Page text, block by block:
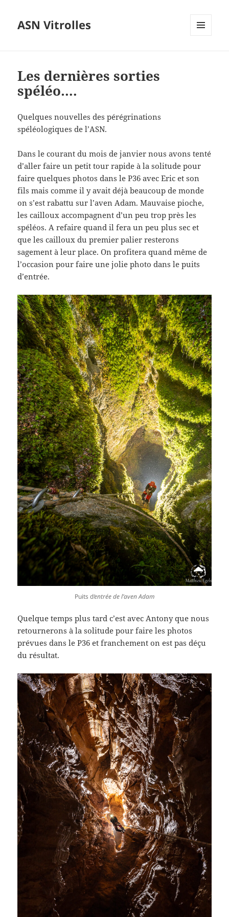
ASN Vitrolles
Les dernières sorties
spéléo….
Quelques nouvelles des pérégrinations
spéléologiques de l’ASN.
Dans le courant du mois de janvier nous avons tenté
d’aller faire un petit tour rapide à la solitude pour
faire quelques photos dans le P36 avec Eric et son
fils mais comme il y avait déjà beaucoup de monde
on s’est rabattu sur l’aven Adam. Mauvaise pioche,
les cailloux accompagnent d’un peu trop près les
spéléos. A refaire quand il fera un peu plus sec et
que les cailloux du premier palier resterons
sagement à leur place. On profitera quand même de
l’occasion pour faire une jolie photo dans le puits
d’entrée.
Puits d‘entrée de l’aven Adam
Quelque temps plus tard c’est avec Antony que nous
retournerons à la solitude pour faire les photos
prévues dans le P36 et franchement on est pas déçu
du résultat.